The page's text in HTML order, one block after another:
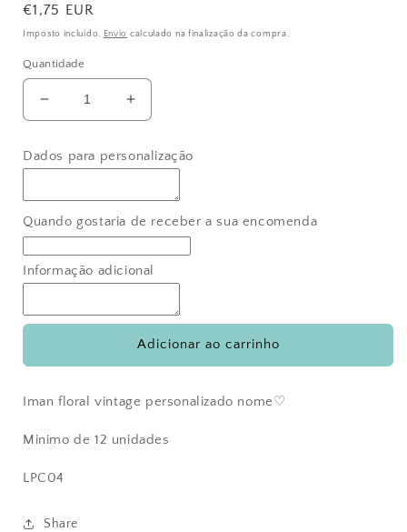
Preço
normal
€1,75 EUR
Imposto incluído. Envio calculado na finalização da compra.
Quantidade
Diminuir
a
de
vintage
Rita
♡
Aumentar
a
de
vintage
Rita
♡
Dados para personalização
Quando gostaria de receber a sua encomenda
Informação adicional
Adicionar ao carrinho
Iman floral vintage personalizado nome♡
Minimo de 12 unidades
LPC04
Share